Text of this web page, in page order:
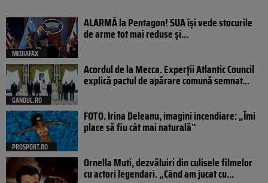
MEDIAFAX
ALARMĂ la Pentagon! SUA își vede stocurile
de arme tot mai reduse și...
GANDUL.RO
Acordul de la Mecca. Experții Atlantic Council
explică pactul de apărare comună semnat...
PROSPORT.RO
FOTO. Irina Deleanu, imagini incendiare: „Îmi
place să fiu cât mai naturală”
Ornella Muti, dezvăluiri din culisele filmelor
cu actori legendari. „Când am jucat cu...